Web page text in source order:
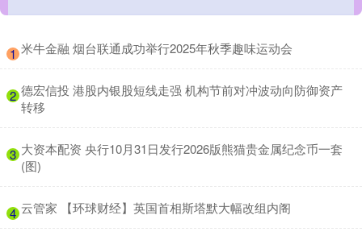
1 ​米牛金融 烟台联通成功举行2025年秋季趣味运动会
2 ​德宏信投 港股内银股短线走强 机构节前对冲波动向防御资产
转移
3 ​大资本配资 央行10月31日发行2026版熊猫贵金属纪念币一套
(图)
4 ​云管家 【环球财经】英国首相斯塔默大幅改组内阁